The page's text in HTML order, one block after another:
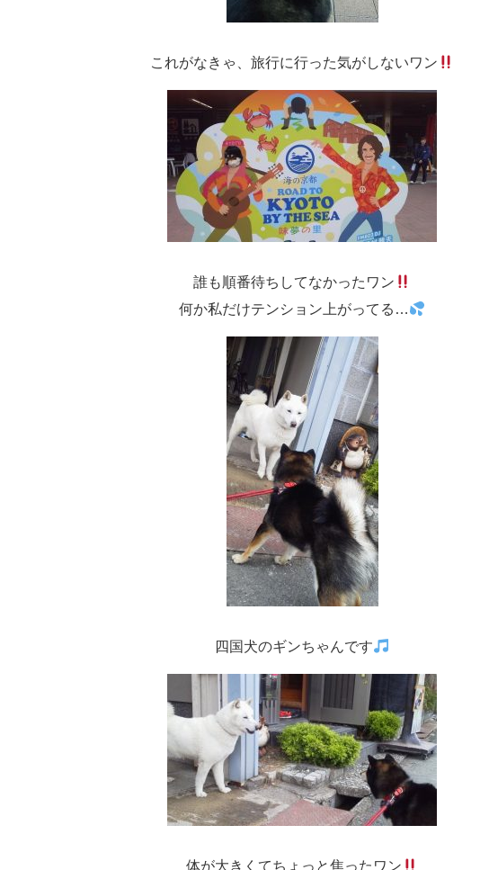
これがなきゃ、旅行に行った気がしないワン
誰も順番待ちしてなかったワン
何か私だけテンション上がってる…
四国犬のギンちゃんです
体が大きくてちょっと焦ったワン